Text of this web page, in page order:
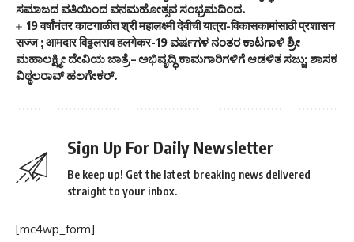
ಸಮಾಜದ ವತಿಯಿಂದ ವನಮಹೋತ್ಸವ ಸಂಭ್ರಮದಿಂದ.
19 वर्षांनंतर काटगाळीत श्री महालक्ष्मी देवीची यात्रा-विकासकामांसाठी प्रशासन
सज्ज ; आमदार विठ्ठलराव हलगेकर-19 ವರ್ಷಗಳ ನಂತರ ಕಾಟಗಾಳಿ ಶ್ರೀ
ಮಹಾಲಕ್ಷ್ಮೀ ದೇವಿಯ ಜಾತ್ರೆ – ಅಭಿವೃದ್ಧಿ ಕಾಮಗಾರಿಗಳಿಗೆ ಆಡಳಿತ ಸಜ್ಜು; ಶಾಸಕ
ವಿಠ್ಠಲರಾವ್ ಹಲಗೇಕರ್.
Sign Up For Daily Newsletter
Be keep up! Get the latest breaking news delivered
straight to your inbox.
[mc4wp_form]